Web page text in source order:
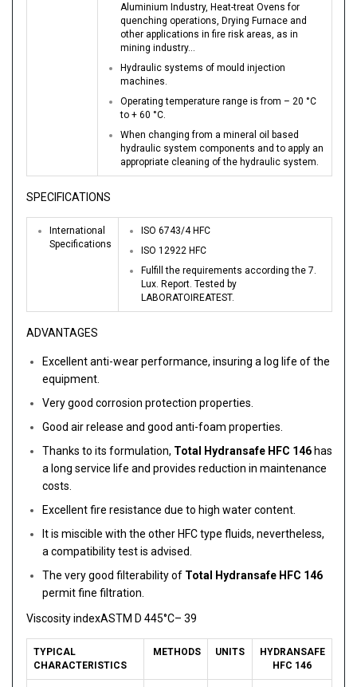
Aluminium Industry, Heat-treat Ovens for
quenching operations, Drying Furnace and
other applications in fire risk areas, as in
mining industry…
Hydraulic systems of mould injection
machines.
Operating temperature range is from – 20 °C
to + 60 °C.
When changing from a mineral oil based
hydraulic system components and to apply an
appropriate cleaning of the hydraulic system.
SPECIFICATIONS
International
Specifications
ISO 6743/4 HFC
ISO 12922 HFC
Fulfill the requirements according the 7.
Lux. Report. Tested by
LABORATOIREATEST.
ADVANTAGES
Excellent anti-wear performance, insuring a log life of the
equipment.
Very good corrosion protection properties.
Good air release and good anti-foam properties.
Thanks to its formulation, Total Hydransafe HFC 146 has
a long service life and provides reduction in maintenance
costs.
Excellent fire resistance due to high water content.
It is miscible with the other HFC type fluids, nevertheless,
a compatibility test is advised.
The very good filterability of Total Hydransafe HFC 146
permit fine filtration.
Viscosity indexASTM D 445°C– 39
TYPICAL
CHARACTERISTICS
METHODS UNITS
HYDRANSAFE
HFC 146